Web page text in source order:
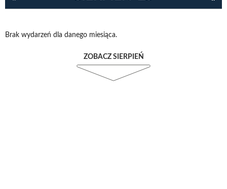
Brak wydarzeń dla danego miesiąca.
ZOBACZ SIERPIEŃ